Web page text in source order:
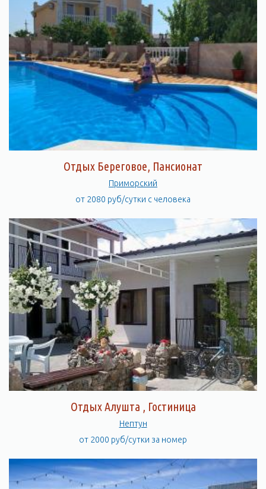
Отдых Береговое, Пансионат
Приморский
от 2080 руб/сутки с человека
Отдых Алушта , Гостиница
Нептун
от 2000 руб/сутки за номер